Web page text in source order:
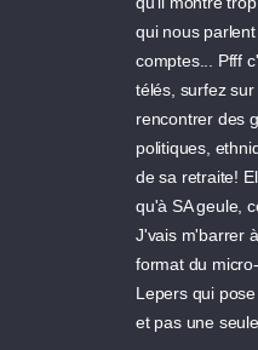
qui nous
comptes... Pfff
télés, surfez
rencontrer des
politiques,
de sa retraite!
qu'à SA geule,
J'vais m'barrer
format du
Lepers qui
et pas une